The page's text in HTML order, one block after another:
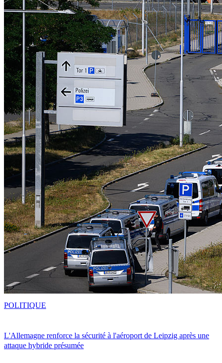
L'Allemagne renforce la sécurité à l'aéroport de Leipzig après une
attaque hybride présumée
POLITIQUE